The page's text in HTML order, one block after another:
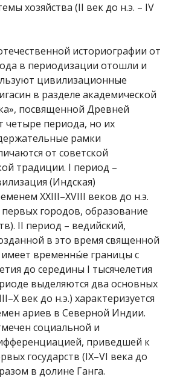
хозяйства (II век до н.э. – IV
историографии от
в периодизации отошли и
цивилизационные
в разделе академической
посвященной Древней
четыре периода, но их
рамки
от советской
традиции. I период –
(Индская)
XXIII–XVIII веков до н.э.
городов, образование
II период – ведийский,
в это время священной
временны́е границы с
до середины I тысячелетия
выделяются два основных
век до н.э.) характеризуется
ариев в Северной Индии.
социальной и
приведшей к
государств (IX–VI века до
в долине Ганга.